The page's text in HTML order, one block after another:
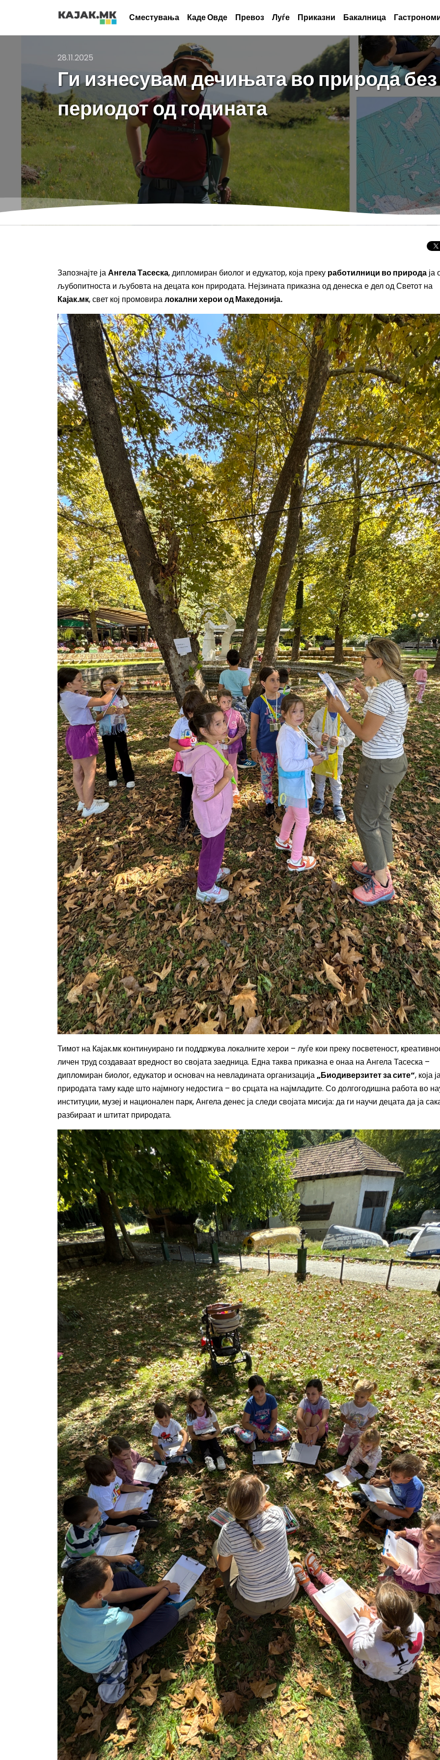
Сместувања Каде Овде Превоз Луѓе Приказни Бакалница
28.11.2025
Ги изнесувам дечињата во природа
периодот од годината
Запознајте јаАнгела Тасеска, дипломиран биолог и едукатор, која преку работилници во природа ја
љубопитноста и љубовта на децата кон природата. Нејзината приказна од денеска е дел од Светот на
Кајак.мк, свет кој промовиралокални херои од Македонија.
Тимот на Кајак.мк континуирано ги поддржува локалните херои – луѓе кои преку посветеност,
личен труд создаваат вредност во својата заедница. Една таква приказна е онаа на Ангела Тасеска –
дипломиран биолог, едукатор и основач на невладината организација„Биодиверзитет за сите“, која
природата таму каде што најмногу недостига – во срцата на најмладите. Со долгогодишна работа во
институции, музеј и национален парк, Ангела денес ја следи својата мисија: да ги научи децата да ја
разбираат и штитат природата.
Целосно
Сонцето 2026:
најголемиот
во Европа